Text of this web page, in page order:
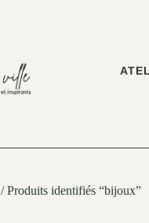
/ Produits identifiés “bijoux”